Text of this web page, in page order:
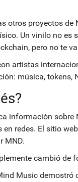
otros proyectos
Un vinilo no es
pero no te
artistas
música, tokens,
información
redes. El sitio
MND.
cambió de
Music